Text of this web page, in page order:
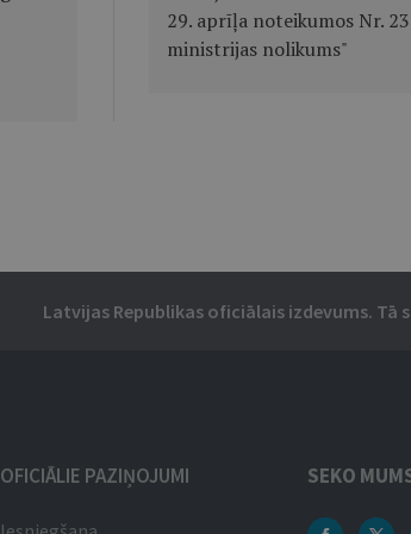
29. aprīļa noteikumos Nr.
ministrijas nolikums"
Latvijas Republikas oficiālais izdevums.
OFICIĀLIE PAZIŅOJUMI SEKO